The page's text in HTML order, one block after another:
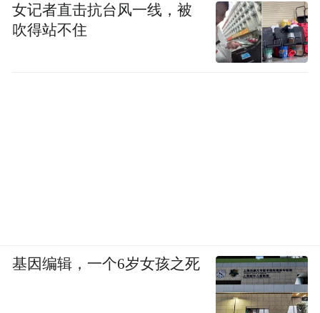
女记者直击抗台风一线，被
吹得站不住
基因编辑，一个6岁女孩之死